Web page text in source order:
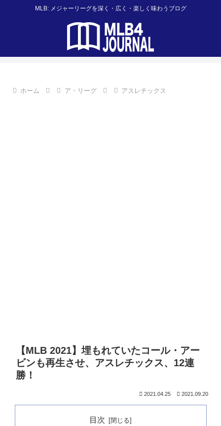
MLB: メジャーリーグを深く・広く・楽しく味わうブログ
ホーム ア・リーグ アスレチックス
【MLB 2021】埋もれていたコール・アー
ビンも再生させ、アスレチックス、12連
勝！
2021.04.25 2021.09.20
目次